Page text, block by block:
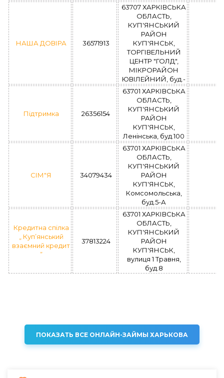
НАША ДОВІРА 36571913
63707 ХАРКІВСЬКА
ОБЛАСТЬ,
КУП'ЯНСЬКИЙ
РАЙОН
КУП'ЯНСЬК,
ТОРГІВЕЛЬНИЙ
ЦЕНТР "ГОЛД",
МІКРОРАЙОН
ЮВІЛЕЙНИЙ, буд.-
Підтримка 26356154
63701 ХАРКІВСЬКА
ОБЛАСТЬ,
КУП'ЯНСЬКИЙ
РАЙОН
КУП'ЯНСЬК,
Ленінська, буд.100
СІМ"Я 34079434
63701 ХАРКІВСЬКА
ОБЛАСТЬ,
КУП'ЯНСЬКИЙ
РАЙОН
КУП'ЯНСЬК,
Комсомольська,
буд.5-А
Кредитна спілка
„ Куп’янський
взаємний кредит
”
37813224
63701 ХАРКІВСЬКА
ОБЛАСТЬ,
КУП'ЯНСЬКИЙ
РАЙОН
КУП'ЯНСЬК,
вулиця 1 Травня,
буд.8
ПОКАЗАТЬ ВСЕ ОНЛАЙН-ЗАЙМЫ ХАРЬКОВА